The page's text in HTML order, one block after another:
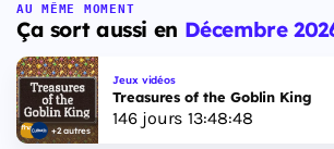
AU MÊME MOMENT
Ça sort aussi en Décembre
+2 autres
Jeux vidéos
Treasures of the Goblin King
146jours 13:48:47